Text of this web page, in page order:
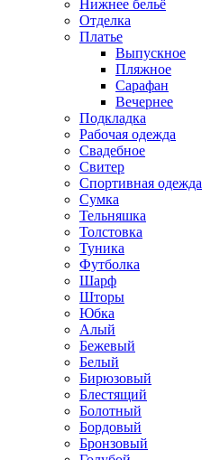
Нижнее бельё
Отделка
Платье
Выпускное
Пляжное
Сарафан
Вечернее
Подкладка
Рабочая одежда
Свадебное
Свитер
Спортивная одежда
Сумка
Тельняшка
Толстовка
Туника
Футболка
Шарф
Шторы
Юбка
Алый
Бежевый
Белый
Бирюзовый
Блестящий
Болотный
Бордовый
Бронзовый